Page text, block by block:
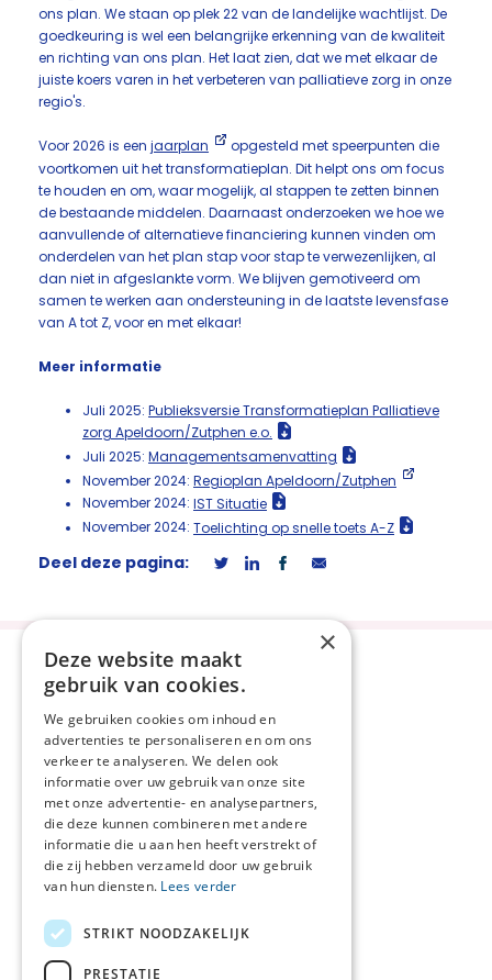
ons plan. We staan op plek 22 van de landelijke wachtlijst. De
goedkeuring is wel een belangrijke erkenning van de kwaliteit
en richting van ons plan. Het laat zien, dat we met elkaar de
juiste koers varen in het verbeteren van palliatieve zorg in onze
regio's.
Voor 2026 is een jaarplan
opgesteld met speerpunten die
voortkomen uit het transformatieplan. Dit helpt ons om focus
te houden en om, waar mogelijk, al stappen te zetten binnen
de bestaande middelen. Daarnaast onderzoeken we hoe we
aanvullende of alternatieve financiering kunnen vinden om
onderdelen van het plan stap voor stap te verwezenlijken, al
dan niet in afgeslankte vorm. We blijven gemotiveerd om
samen te werken aan ondersteuning in de laatste levensfase
van A tot Z, voor en met elkaar!
Meer informatie
Juli 2025: Publieksversie Transformatieplan Palliatieve
zorg Apeldoorn/Zutphen e.o.
Juli 2025: Managementsamenvatting
November 2024: Regioplan Apeldoorn/Zutphen
November 2024: IST Situatie
November 2024: Toelichting op snelle toets A-Z
Deel deze pagina:
Privacyverklaring
Disclaimer
Cookieverklaring
Beveiligingskwetsbaarheid
melden
Oost-Veluwe
Berdine Koekoek
T 06 - 36 58 16 51
×
Deze website maakt
gebruik van cookies.
We gebruiken cookies om inhoud en
advertenties te personaliseren en om ons
verkeer te analyseren. We delen ook
informatie over uw gebruik van onze site
met onze advertentie- en analysepartners,
die deze kunnen combineren met andere
informatie die u aan hen heeft verstrekt of
die zij hebben verzameld door uw gebruik
van hun diensten. Lees verder
STRIKT NOODZAKELIJK
PRESTATIE